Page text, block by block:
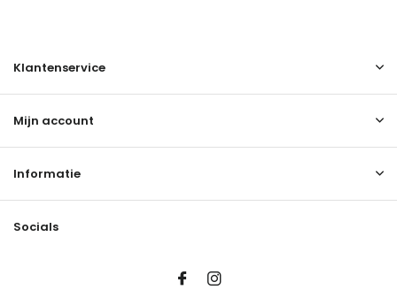
Klantenservice
Mijn account
Informatie
Socials